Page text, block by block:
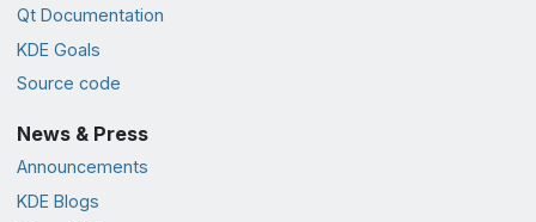
Qt Documentation
KDE Goals
Source code
News & Press
Announcements
KDE Blogs